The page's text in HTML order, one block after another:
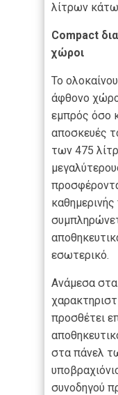
λίτρων
Compact
χώροι
Το
άφθονο
εμπρός όσο
αποσκευές
των 475
εσωτερικό.
Ανάμεσα στα
προσθέτει
στα πάνελ
συνοδηγού